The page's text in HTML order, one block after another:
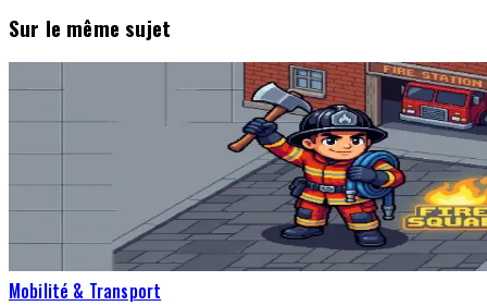
Sur le même sujet
Mobilité & Transport